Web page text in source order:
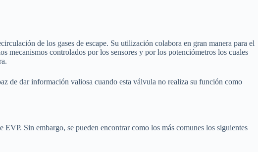
de los gases de escape. Su utilización colabora en gran manera para el
mecanismos controlados por los sensores y por los potenciómetros los cuales
de dar información valiosa cuando esta válvula no realiza su función como
Sin embargo, se pueden encontrar como los más comunes los siguientes